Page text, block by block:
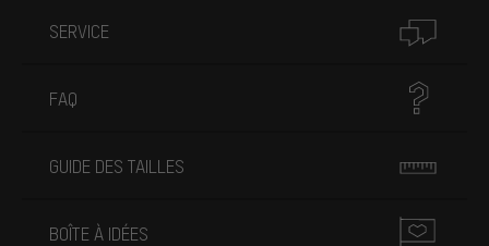
SERVICE
FAQ
GUIDE DES TAILLES
BOÎTE À IDÉES